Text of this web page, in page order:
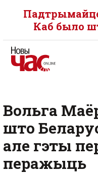
Каб было
Вольга
што
але гэты
перажыць